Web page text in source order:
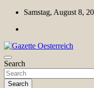
Skip
content
Samstag, August 8,
Gazette
Magazin für Freizeit,
Search
Search